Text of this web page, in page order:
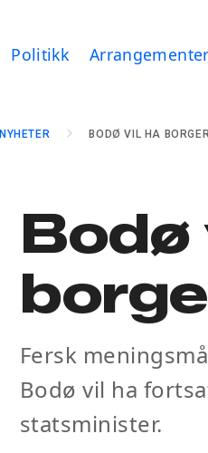
Politikk Arrangementer
NYHETER BODØ VIL HA
Bodø
Fersk
Bodø vil ha
statsminister.